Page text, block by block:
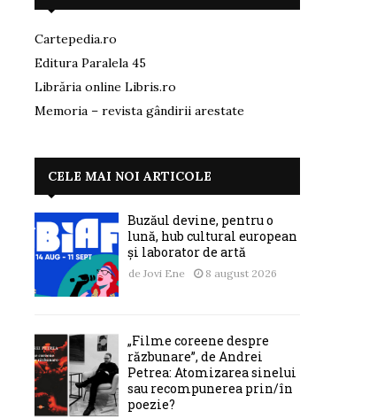
Cartepedia.ro
Editura Paralela 45
Librăria online Libris.ro
Memoria – revista gândirii arestate
CELE MAI NOI ARTICOLE
Buzăul devine, pentru o
lună, hub cultural european
și laborator de artă
de Jovi Ene 8 august 2026
„Filme coreene despre
răzbunare”, de Andrei
Petrea: Atomizarea sinelui
sau recompunerea prin/în
poezie?